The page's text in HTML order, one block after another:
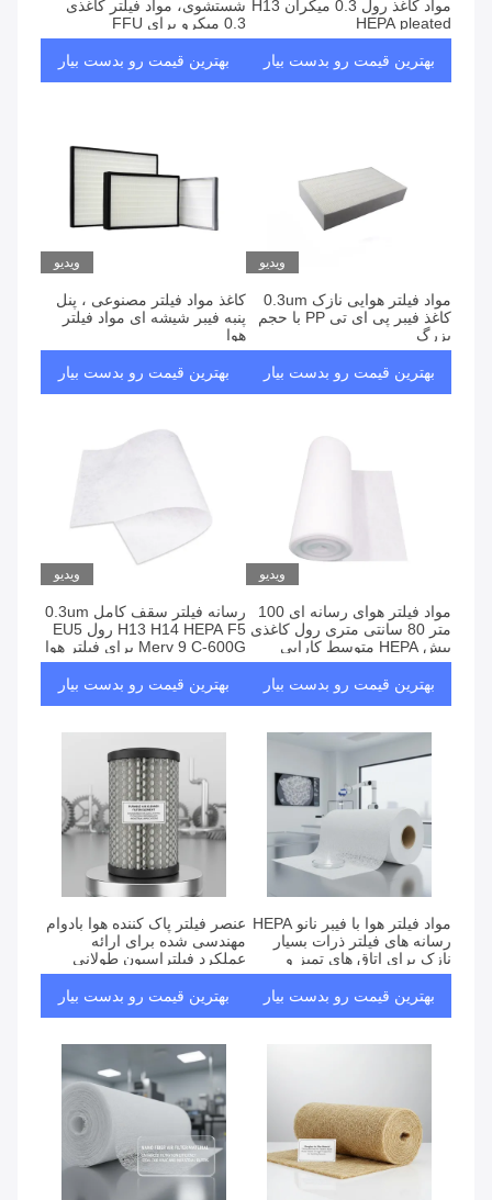
مواد کاغذ رول 0.3 میکران H13
HEPA pleated
بهترین قیمت رو بدست بیار
شستشوی، مواد فیلتر کاغذی
0.3 میکرو برای FFU
بهترین قیمت رو بدست بیار
ویدیو
مواد فیلتر هوایی نازک 0.3um
کاغذ فیبر پی ای تی PP با حجم
بزرگ
بهترین قیمت رو بدست بیار
ویدیو
کاغذ مواد فیلتر مصنوعی ، پنل
پنبه فیبر شیشه ای مواد فیلتر
هوا
بهترین قیمت رو بدست بیار
ویدیو
مواد فیلتر هوای رسانه ای 100
متر 80 سانتی متری رول کاغذی
پیش HEPA متوسط کارایی
سفارشی
بهترین قیمت رو بدست بیار
ویدیو
رسانه فیلتر سقف کامل 0.3um
H13 H14 HEPA F5 رول EU5
Merv 9 C-600G برای فیلتر هوا
بهترین قیمت رو بدست بیار
مواد فیلتر هوا با فیبر نانو HEPA
رسانه های فیلتر ذرات بسیار
نازک برای اتاق های تمیز و
کاربردهای صنعتی
بهترین قیمت رو بدست بیار
عنصر فیلتر پاک کننده هوا بادوام
مهندسی شده برای ارائه
عملکرد فیلتراسیون طولانی
مدت برای کاربردهای صنعتی
بهترین قیمت رو بدست بیار